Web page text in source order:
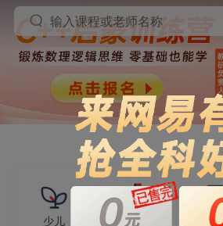
输入课程或老师名称
少儿 小学 初